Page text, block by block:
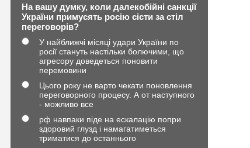
На вашу думку, коли далекобійні санкції
України примусять росію сісти за стіл
переговорів?
У найближчі місяці удари України по
росії стануть настільки болючими, що
агресору доведеться поновити
перемовини
Цього року не варто чекати поновлення
переговорного процесу. А от наступного
- можливо все
рф навпаки піде на ескалацію попри
здоровий глузд і намагатиметься
триматися до останнього